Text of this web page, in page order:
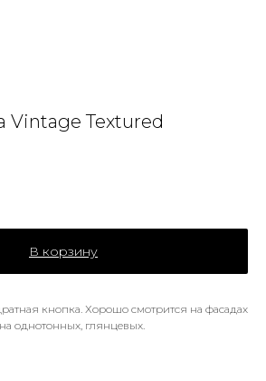
Vintage Textured
В корзину
кнопка. Хорошо смотрится на фасадах
однотонных, глянцевых.